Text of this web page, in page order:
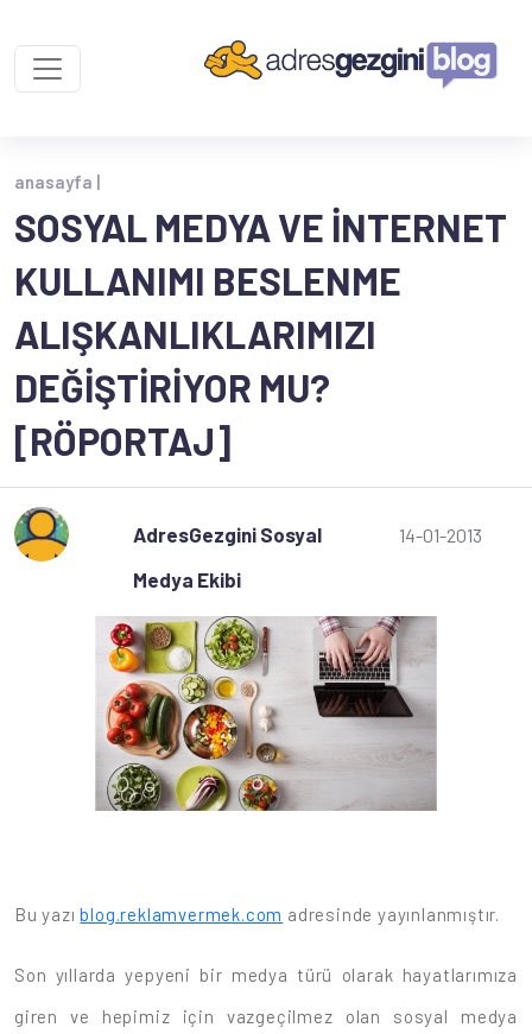
anasayfa |
SOSYAL MEDYA VE İNTERNET
KULLANIMI BESLENME
ALIŞKANLIKLARIMIZI
DEĞIŞTIRIYOR MU?
[RÖPORTAJ]
AdresGezgini Sosyal
Medya Ekibi
14-01-2013
Bu yazıblog.reklamvermek.com adresinde yayınlanmıştır.
Son yıllarda yepyeni bir medya türü olarak hayatlarımıza
giren ve hepimiz için vazgeçilmez olan sosyal medya